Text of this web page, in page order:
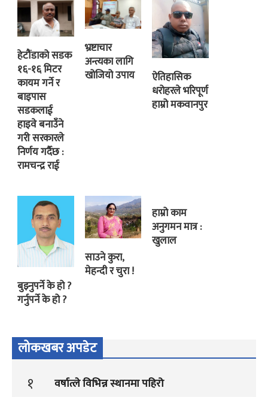
हेटौंडाको सडक
१६-१६ मिटर
कायम गर्ने र
बाइपास
सडकलाई
हाइवे बनाउँने
गरी सरकारले
निर्णय गर्दैछ :
रामचन्द्र राई
भ्रष्टाचार
अन्त्यका लागि
खोजियो उपाय
ऐतिहासिक
धरोहरले भरिपूर्ण
हाम्रो मकवानपुर
बुझ्नुपर्ने के हो ?
गर्नुपर्ने के हो ?
साउने कुरा,
मेहन्दी र चुरा !
हाम्रो काम
अनुगमन मात्र :
खुलाल
लोकखबर अपडेट
१ वर्षात्ले विभिन्न स्थानमा पहिरो